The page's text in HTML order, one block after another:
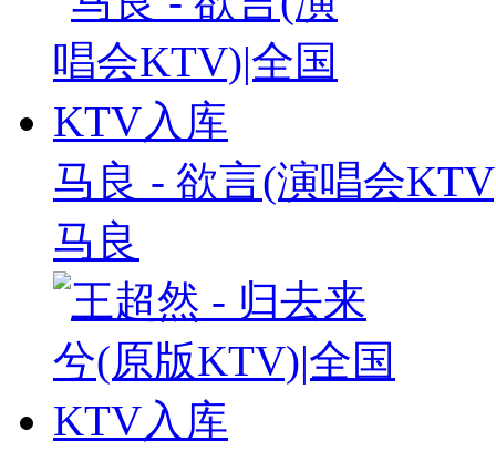
马良 - 欲言(演唱会
马良